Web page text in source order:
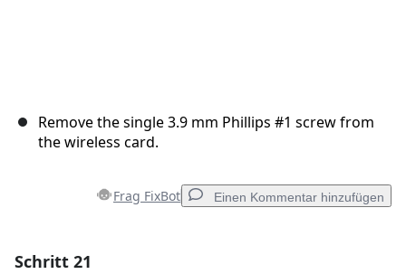
Remove the single 3.9 mm Phillips #1 screw from
the wireless card.
Frag FixBot Einen Kommentar hinzufügen
Schritt 21